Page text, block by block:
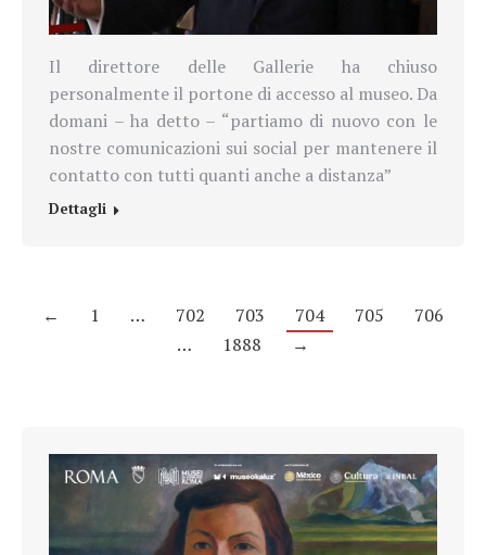
Il direttore delle Gallerie ha chiuso
personalmente il portone di accesso al museo. Da
domani – ha detto – “partiamo di nuovo con le
nostre comunicazioni sui social per mantenere il
contatto con tutti quanti anche a distanza”
Dettagli
← 1 … 702 703 704 705
706
…
1888 →